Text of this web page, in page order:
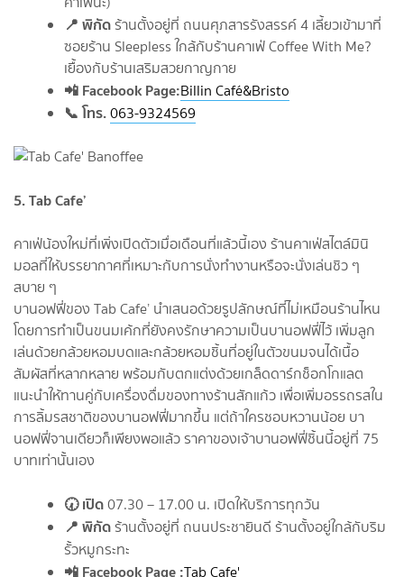
📍 พิกัดร้านตั้งอยู่ที่ ถนนศุภสารรังสรรค์ 4 เลี้ยวเข้ามาที่
ซอยร้าน Sleepless ใกล้กับร้านคาเฟ่ Coffee With Me?
เยื้องกับร้านเสริมสวยกาญกาย
📲 Facebook Page:Billin Café&Bristo
📞 โทร.063-9324569
5. Tab Cafe’
คาเฟ่น้องใหม่ที่เพิ่งเปิดตัวเมื่อเดือนที่แล้วนี้เอง ร้านคาเฟ่สไตล์มินิ
มอลที่ให้บรรยากาศที่เหมาะกับการนั่งทำงานหรือจะนั่งเล่นชิว ๆ
สบาย ๆ
บานอฟฟี่ของ Tab Cafe’ นำเสนอด้วยรูปลักษณ์ที่ไม่เหมือนร้านไหน
โดยการทำเป็นขนมเค้กที่ยังคงรักษาความเป็นบานอฟฟี่ไว้ เพิ่มลูก
เล่นด้วยกล้วยหอมบดและกล้วยหอมชิ้นที่อยู่ในตัวขนมจนได้เนื้อ
สัมผัสที่หลากหลาย พร้อมกับตกแต่งด้วยเกล็ดดาร์กช็อกโกแลต
แนะนำให้ทานคู่กับเครื่องดื่มของทางร้านสักแก้ว เพื่อเพิ่มอรรถรสใน
การลิ้มรสชาติของบานอฟฟี่มากขึ้น แต่ถ้าใครชอบหวานน้อย บา
นอฟฟี่จานเดียวก็เพียงพอแล้ว ราคาของเจ้าบานอฟฟี่ชิ้นนี้อยู่ที่ 75
บาทเท่านั้นเอง
🕢 เปิด07.30 – 17.00 น. เปิดให้บริการทุกวัน
📍 พิกัดร้านตั้งอยู่ที่ ถนนประชายินดี ร้านตั้งอยู่ใกล้กับริม
รั้วหมูกระทะ
📲 Facebook Page :Tab Cafe'